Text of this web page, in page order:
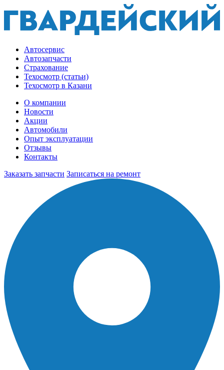
Автосервис
Автозапчасти
Страхование
Техосмотр (статьи)
Техосмотр в Казани
О компании
Новости
Акции
Автомобили
Опыт эксплуатации
Отзывы
Контакты
Заказать запчасти Записаться на ремонт